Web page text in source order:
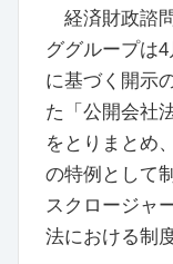
経済財政諮
ググループは
に基づく開示
た「公開会社
をとりまとめ
の特例として
スクロージャ
法における制